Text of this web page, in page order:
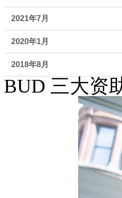
2021年7月
2020年1月
2018年8月
BUD 三大资